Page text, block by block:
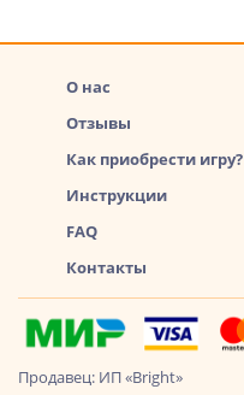
О нас
Отзывы
Как приобрести игру?
Инструкции
FAQ
Контакты
Продавец: ИП «Bright»